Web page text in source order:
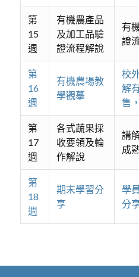
第
15
週
有機農產品
及加工品驗
證流程解說
有
證
第
16
週
有機農場教
學觀摹
校
解
售
第
17
週
各式蔬果採
收要領及輪
作解說
講
成
第
18
週
期末學習分
享
學
分